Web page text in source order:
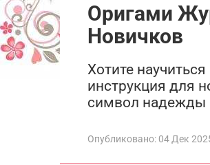
Оригами
Новичков
Хотите
инструкция для
символ надежды
Опубликовано: 04 Дек